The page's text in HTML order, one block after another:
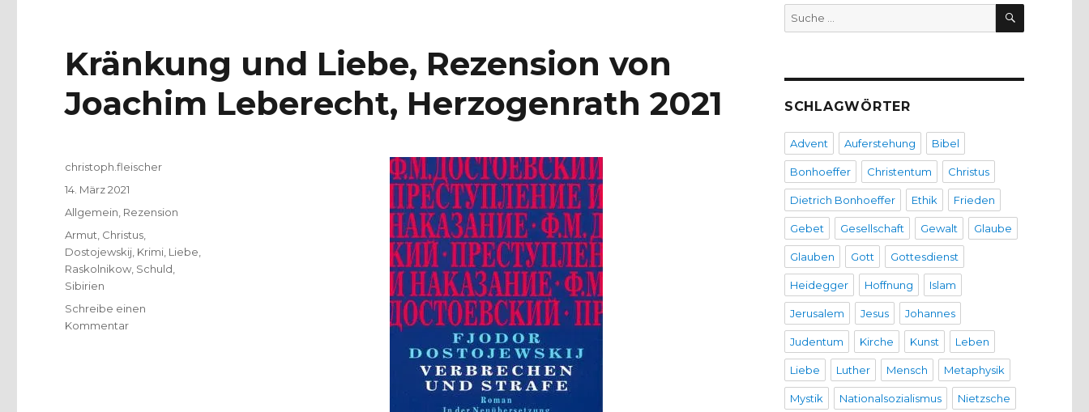
Kränkung und Liebe, Rezension von
Joachim Leberecht, Herzogenrath 2021
Autor
christoph.fleischer
Veröffentlicht
am
14. März 2021
Kategorien
Allgemein Rezension
Schlagwörter
Armut Christus
Dostojewskij Krimi Liebe
Raskolnikow Schuld
Sibirien
Schreibe einen
Kommentarzu
Suche
nach:
SUCHEN
SCHLAGWÖRTER
Advent Auferstehung Bibel
Bonhoeffer Christentum Christus
Dietrich Bonhoeffer Ethik Frieden
Gebet Gesellschaft Gewalt Glaube
Glauben Gott Gottesdienst
Heidegger Hoffnung Islam
Jerusalem Jesus Johannes
Judentum Kirche Kunst Leben
Liebe Luther Mensch Metaphysik
Mystik Nationalsozialismus Nietzsche